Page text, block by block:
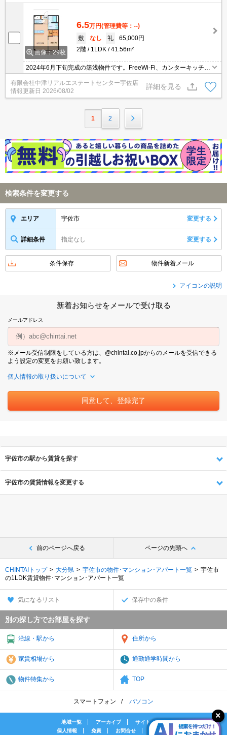
画像：29枚
6.5万円(管理費等：--)
敷
なし 礼
65,000円
2階
1LDK 41.56m²
2024年6月下旬完成の築浅物件です。FreeWi-Fi、カンターキッチ
ン、ウォークインクローゼット、複層ガラス、シャワー付き洗面化
粧台、エアコン1基、温水洗浄便座、TVモニターホンなど設備充
実。敷地内には宅配ボックス、防犯カメラあり。駐車場1台無料、2
台目2,000円/月。
有限会社中津リアルエステートセンター宇佐店
情報更新日 2026/08/02
詳細を見る
1 2
検索条件を変更する
エリア 宇佐市 変更する
詳細条件 指定なし 変更する
条件保存 物件新着メール
アイコンの説明
新着お知らせをメールで受け取る
メールアドレス
※メール受信制限をしている方は、@chintai.co.jpからのメールを受信できる
よう設定の変更をお願い致します。
個人情報の取り扱いについて
宇佐市の駅から賃貸を探す
宇佐市の賃貸情報を変更する
前のページへ戻る ページの先頭へ
CHINTAIトップ 大分県 宇佐市の物件･マンション･アパート一覧
宇佐市
の1LDK賃貸物件･マンション･アパート一覧
気になるリスト 保存中の条件
別の探し方でお部屋を探す
沿線・駅から 住所から
家賃相場から 通勤通学時間から
物件特集から TOP
スマートフォン パソコン
地域一覧 アーカイブ
サイトマップ
個人情報
免責 お問合せ 会社案内